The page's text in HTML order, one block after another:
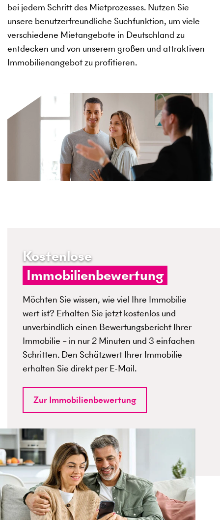
bei jedem Schritt des Mietprozesses. Nutzen Sie
unsere benutzerfreundliche Suchfunktion, um viele
verschiedene Mietangebote in Deutschland zu
entdecken und von unserem großen und attraktiven
Immobilienangebot zu profitieren.
Kostenlose
Immobilienbewertung
Möchten Sie wissen, wie viel Ihre Immobilie
wert ist? Erhalten Sie jetzt kostenlos und
unverbindlich einen Bewertungsbericht Ihrer
Immobilie – in nur 2 Minuten und 3 einfachen
Schritten. Den Schätzwert Ihrer Immobilie
erhalten Sie direkt per E-Mail.
Zur Immobilienbewertung